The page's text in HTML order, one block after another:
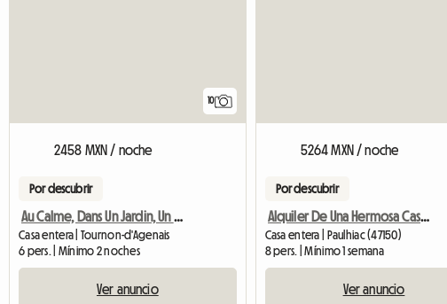
10
2458 MXN / noche
Por descubrir
Au Calme, Dans Un Jardin, Un Peu En Retrait De La Bastide M
Casa entera | Tournon-d'Agenais
6 pers. | Mínimo 2 noches
Ver anuncio
5264 MXN / noche
Por descubrir
Alquiler De Una Hermosa Casa Y Piscina Privada
Casa entera | Paulhiac (47150)
8 pers. | Mínimo 1 semana
Ver anuncio